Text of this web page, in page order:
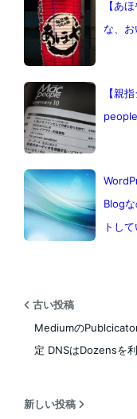
【あ
な、お
【親
people
Blog
トし
古い投稿
Mediumの
定 DNSはDozensを
新しい投稿